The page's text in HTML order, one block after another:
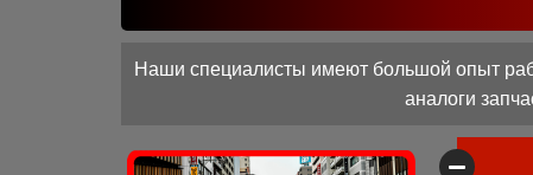
Наши специалисты имеют большой опыт
аналоги